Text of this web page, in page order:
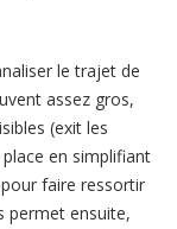
le trajet de
assez gros,
(exit les
en simplifiant
faire ressortir
permet ensuite,